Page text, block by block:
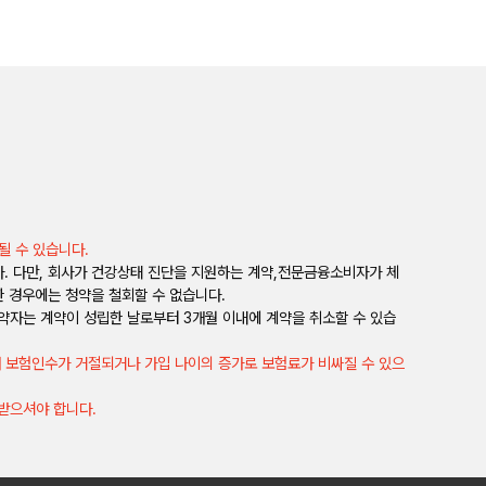
수 있습니다.
만, 회사가 건강상태 진단을 지원하는 계약,전문금융소비자가 체
우에는 청약을 철회할 수 없습니다.
는 계약이 성립한 날로부터 3개월 이내에 계약을 취소할 수 있습
험인수가 거절되거나 가입 나이의 증가로 보험료가 비싸질 수 있으
으셔야 합니다.